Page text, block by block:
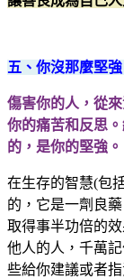
五、你沒那麼堅
傷害你的人，從
你的痛苦和反思
的，是你的堅強。
在生存的智慧(包
的，它是一劑良
取得事半功倍的
他人的人，千萬
些給你建議或者